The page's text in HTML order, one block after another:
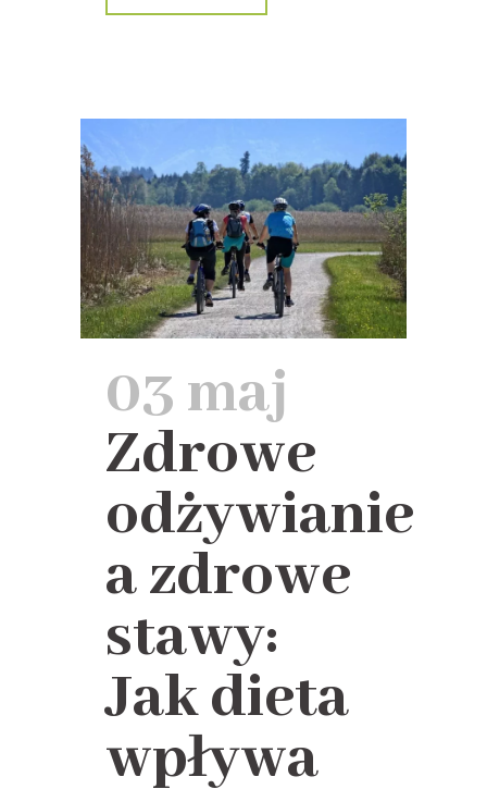
03 maj
Zdrowe
odżywianie
a zdrowe
stawy:
Jak dieta
wpływa